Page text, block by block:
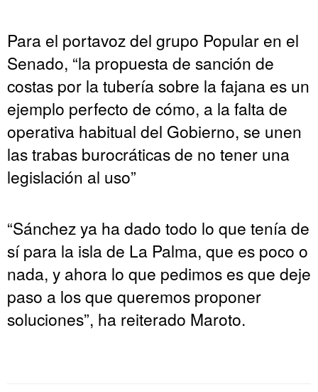
Para el portavoz del grupo Popular en el
Senado, “la propuesta de sanción de
costas por la tubería sobre la fajana es un
ejemplo perfecto de cómo, a la falta de
operativa habitual del Gobierno, se unen
las trabas burocráticas de no tener una
legislación al uso”
“Sánchez ya ha dado todo lo que tenía de
sí para la isla de La Palma, que es poco o
nada, y ahora lo que pedimos es que deje
paso a los que queremos proponer
soluciones”, ha reiterado Maroto.